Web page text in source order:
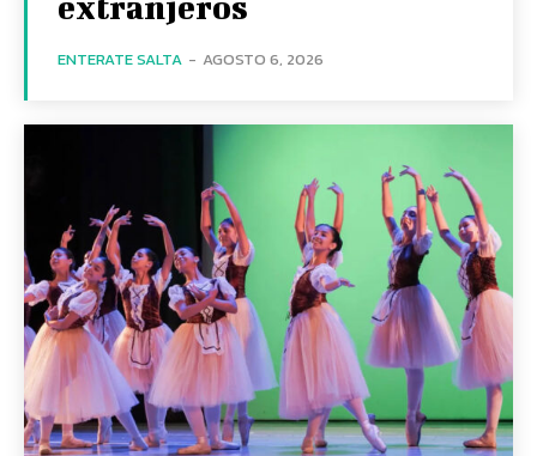
ENTERATE SALTA - AGOSTO 6, 2026